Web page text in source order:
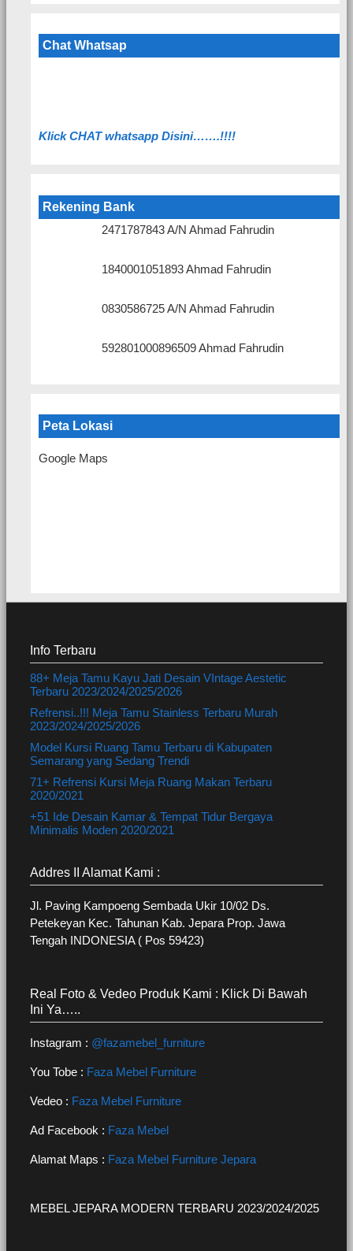
Chat Whatsap
Klick CHAT whatsapp Disini…….!!!!
Rekening Bank
2471787843 A/N Ahmad Fahrudin
1840001051893 Ahmad Fahrudin
0830586725 A/N Ahmad Fahrudin
592801000896509 Ahmad Fahrudin
Peta Lokasi
Google Maps
Info Terbaru
88+ Meja Tamu Kayu Jati Desain VIntage Aestetic
Terbaru 2023/2024/2025/2026
Refrensi..!!! Meja Tamu Stainless Terbaru Murah
2023/2024/2025/2026
Model Kursi Ruang Tamu Terbaru di Kabupaten
Semarang yang Sedang Trendi
71+ Refrensi Kursi Meja Ruang Makan Terbaru
2020/2021
+51 Ide Desain Kamar & Tempat Tidur Bergaya
Minimalis Moden 2020/2021
Addres II Alamat Kami :
Jl. Paving Kampoeng Sembada Ukir 10/02 Ds.
Petekeyan Kec. Tahunan Kab. Jepara Prop. Jawa
Tengah INDONESIA ( Pos 59423)
Real Foto & Vedeo Produk Kami : Klick Di Bawah
Ini Ya…..
Instagram : @fazamebel_furniture
You Tobe : Faza Mebel Furniture
Vedeo : Faza Mebel Furniture
Ad Facebook : Faza Mebel
Alamat Maps : Faza Mebel Furniture Jepara
MEBEL JEPARA MODERN TERBARU 2023/2024/2025